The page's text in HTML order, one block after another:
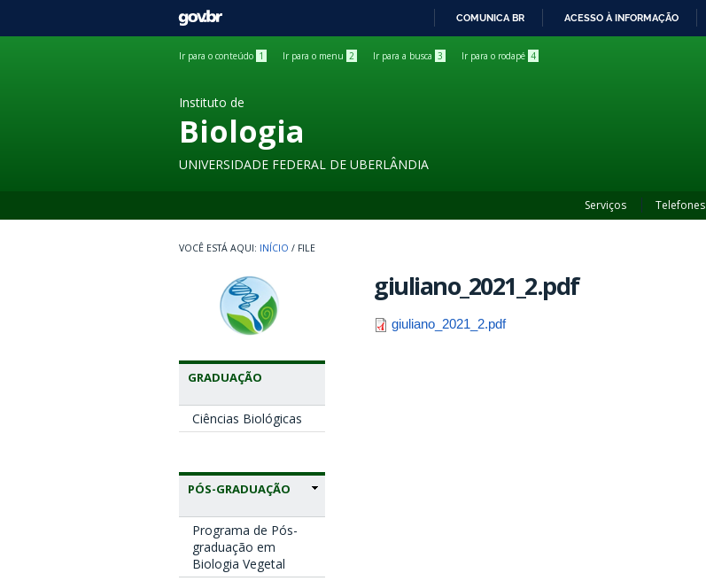
GOVBR
COMUNICA BR ACESSO À INFORMAÇÃO
Ir para o conteúdo 1 Ir para o menu 2 Ir para a busca 3 Ir para o rodapé 4
Instituto de
Biologia
UNIVERSIDADE FEDERAL DE UBERLÂNDIA
Serviços Telefones
INÍCIO / FILE
GRADUAÇÃO
Ciências Biológicas
PÓS-GRADUAÇÃO
Programa de Pós-
graduação em
Biologia Vegetal
giuliano_2021_2.pdf
giuliano_2021_2.pdf